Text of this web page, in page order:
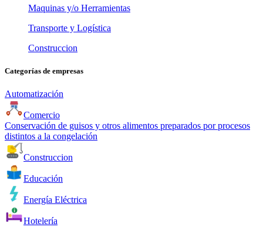
Maquinas y/o Herramientas
Transporte y Logística
Construccion
Categorías de empresas
Automatización
Comercio
Conservación de guisos y otros alimentos preparados por procesos
distintos a la congelación
Construccion
Educación
Energía Eléctrica
Hotelería